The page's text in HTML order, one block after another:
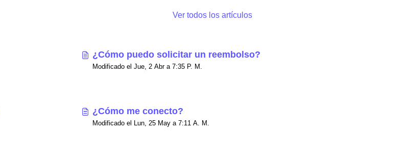
Ver todos los artículos
¿Cómo puedo solicitar un reembolso?
Modificado el Jue, 2 Abr a 7:35 P. M.
¿Cómo me conecto?
Modificado el Lun, 25 May a 7:11 A. M.